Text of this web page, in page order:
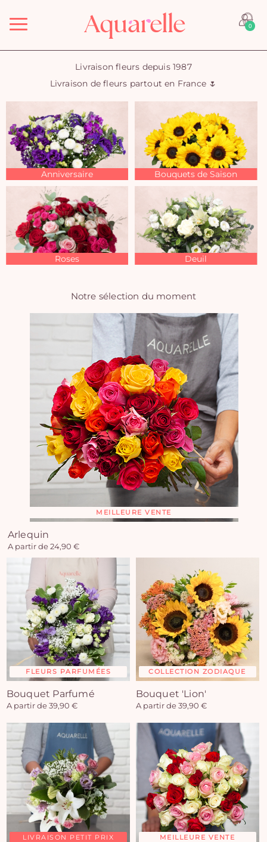
Menu 0
Livraison fleurs depuis 1987
Livraison de fleurs partout en France 🌷
Anniversaire Bouquets de Saison
Roses Deuil
Notre sélection du moment
MEILLEURE VENTE
Arlequin
A partir de 24,90 €
FLEURS PARFUMÉES
Bouquet Parfumé
A partir de 39,90 €
COLLECTION ZODIAQUE
Bouquet 'Lion'
A partir de 39,90 €
LIVRAISON PETIT PRIX MEILLEURE VENTE